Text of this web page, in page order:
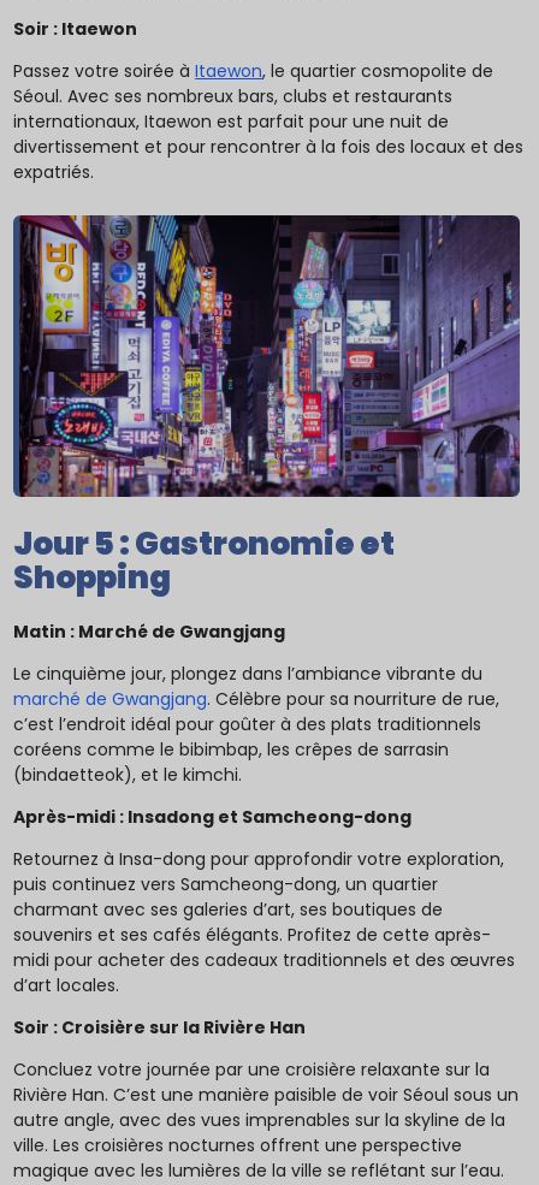
Soir : Itaewon
Passez votre soirée àItaewon, le quartier cosmopolite de
Séoul. Avec ses nombreux bars, clubs et restaurants
internationaux, Itaewon est parfait pour une nuit de
divertissement et pour rencontrer à la fois des locaux et des
expatriés.
Jour 5 : Gastronomie et
Shopping
Matin : Marché de Gwangjang
Le cinquième jour, plongez dans l’ambiance vibrante du
marché de Gwangjang. Célèbre pour sa nourriture de rue,
c’est l’endroit idéal pour goûter à des plats traditionnels
coréens comme le bibimbap, les crêpes de sarrasin
(bindaetteok), et le kimchi.
Après-midi : Insadong et Samcheong-dong
Retournez à Insa-dong pour approfondir votre exploration,
puis continuez vers Samcheong-dong, un quartier
charmant avec ses galeries d’art, ses boutiques de
souvenirs et ses cafés élégants. Profitez de cette après-
midi pour acheter des cadeaux traditionnels et des œuvres
d’art locales.
Soir : Croisière sur la Rivière Han
Concluez votre journée par une croisière relaxante sur la
Rivière Han. C’est une manière paisible de voir Séoul sous un
autre angle, avec des vues imprenables sur la skyline de la
ville. Les croisières nocturnes offrent une perspective
magique avec les lumières de la ville se reflétant sur l’eau.